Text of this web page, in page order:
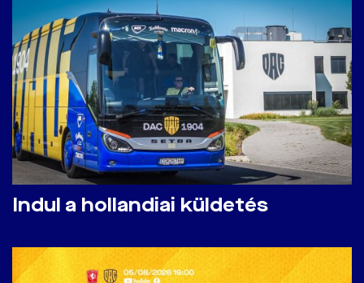
Indul a hollandiai küldetés